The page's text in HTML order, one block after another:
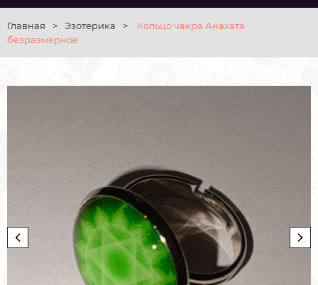
Главная > Эзотерика >
Кольцо чакра Анахата
безразмерное